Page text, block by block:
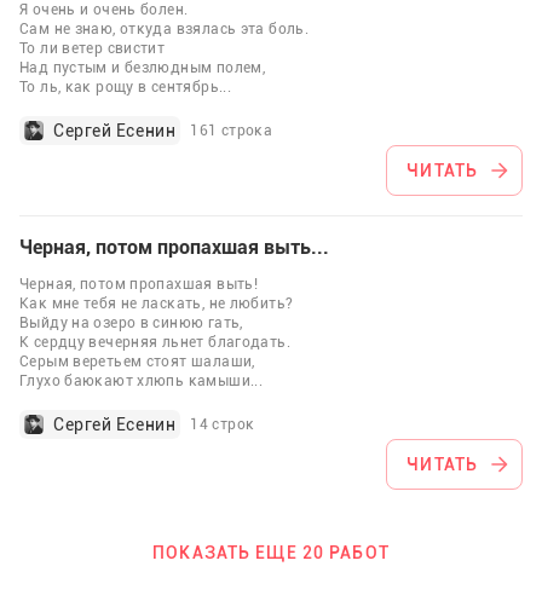
Я очень и очень болен.
Сам не знаю, откуда взялась эта боль.
То ли ветер свистит
Над пустым и безлюдным полем,
То ль, как рощу в сентябрь...
Сергей Есенин 161 строка
ЧИТАТЬ
Черная, потом пропахшая выть...
Черная, потом пропахшая выть!
Как мне тебя не ласкать, не любить?
Выйду на озеро в синюю гать,
К сердцу вечерняя льнет благодать.
Серым веретьем стоят шалаши,
Глухо баюкают хлюпь камыши...
Сергей Есенин 14 строк
ЧИТАТЬ
ПОКАЗАТЬ ЕЩЕ 20 РАБОТ